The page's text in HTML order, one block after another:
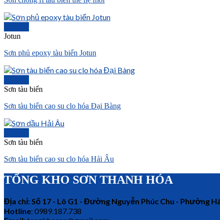
Jotun
Sơn phủ epoxy tàu biển Jotun
Sơn tàu biển
Sơn tàu biển cao su clo hóa Đại Bàng
Sơn tàu biển
Sơn tàu biển cao su clo hóa Hải Âu
TỔNG KHO SƠN THANH HÓA
Địa chỉ: Số 17 - Lô G1 - Đường Nguyễn Phúc Chu - Phường
Hotline: 0989.187.738